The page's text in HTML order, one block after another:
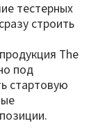
тестерных
строить
The
под
стартовую